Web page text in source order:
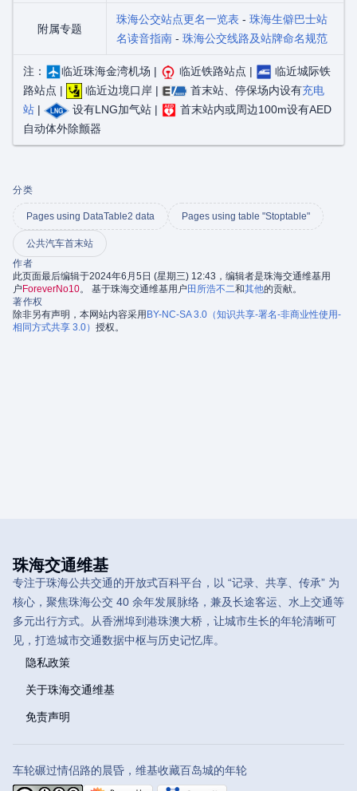
附属专题
珠海公交站点更名一览表 - 珠海生僻巴士站
名读音指南 - 珠海公交线路及站牌命名规范
注： 临近珠海金湾机场 | 临近铁路站点 |
临近城际铁
路站点 |
临近边境口岸 | 首末站、停保场内设有充电
站 | 设有LNG加气站 |
首末站内或周边100m设有AED
自动体外除颤器
分类
Pages using DataTable2 data Pages using table "Stoptable"
公共汽车首末站
作者
此页面最后编辑于2024年6月5日 (星期三) 12:43，编辑者是珠海交通维基用
户 ForeverNo10。 基于珠海交通维基用户 田所浩不二和其他的贡献。
著作权
除非另有声明，本网站内容采用 BY-NC-SA 3.0（知识共享-署名-非商业性使用-
相同方式共享 3.0） 授权。
珠海交通维基
专注于珠海公共交通的开放式百科平台，以 “记录、共享、传承” 为
核心，聚焦珠海公交 40 余年发展脉络，兼及长途客运、水上交通等
多元出行方式。从香洲埠到港珠澳大桥，让城市生长的年轮清晰可
见，打造城市交通数据中枢与历史记忆库。
隐私政策
关于珠海交通维基
免责声明
车轮碾过情侣路的晨昏，维基收藏百岛城的年轮